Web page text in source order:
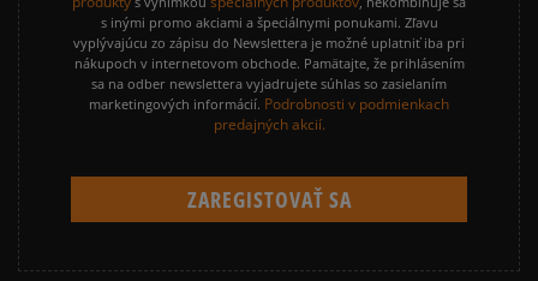
s inými promo akciami a špeciálnymi ponukami. Zľavu
vyplývajúcu zo zápisu do Newslettera je možné uplatniť iba pri
nákupoch v internetovom obchode. Pamätajte, že prihlásením
sa na odber newslettera vyjadrujete súhlas so zasielaním
marketingových informácií. Podrobnosti v podmienkach
predajných akcií.